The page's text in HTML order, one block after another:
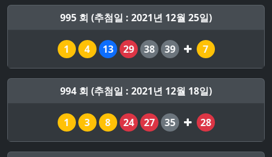
995 회 (추첨일 : 2021년 12월 25일)
1 4 13 29 38 39 7
994 회 (추첨일 : 2021년 12월 18일)
1 3 8 24 27 35 28